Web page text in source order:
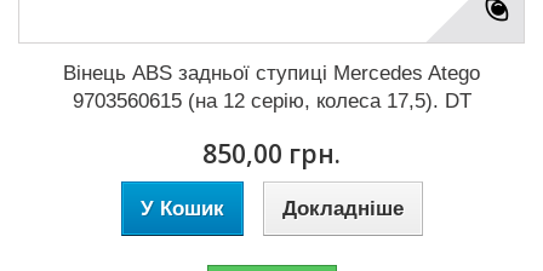
Вінець ABS задньої ступиці Mercedes Atego
9703560615 (на 12 серію, колеса 17,5). DT
850,00 грн.
У Кошик Докладніше